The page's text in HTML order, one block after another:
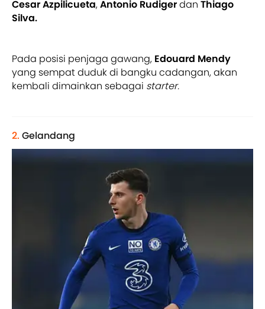
Cesar Azpilicueta,Antonio Rudigerdan Thiago
Silva.
Pada posisi penjaga gawang, Edouard Mendy
yang sempat duduk di bangku cadangan, akan
kembali dimainkan sebagai starter.
2. Gelandang